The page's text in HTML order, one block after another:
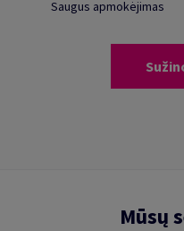
Saugus apmokėjimas
Mūsų